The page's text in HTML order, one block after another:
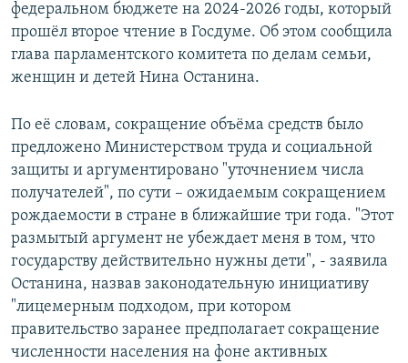
федеральном бюджете на 2024-2026 годы, который
прошёл второе чтение в Госдуме. Об этом сообщила
глава парламентского комитета по делам семьи,
женщин и детей Нина Останина.
По её словам, сокращение объёма средств было
предложено Министерством труда и социальной
защиты и аргументировано "уточнением числа
получателей", по сути – ожидаемым сокращением
рождаемости в стране в ближайшие три года. "Этот
размытый аргумент не убеждает меня в том, что
государству действительно нужны дети", - заявила
Останина, назвав законодательную инициативу
"лицемерным подходом, при котором
правительство заранее предполагает сокращение
численности населения на фоне активных